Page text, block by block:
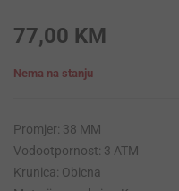
77,00 KM
Nema na stanju
Promjer: 38 MM
Vodootpornost: 3 ATM
Krunica: Obicna